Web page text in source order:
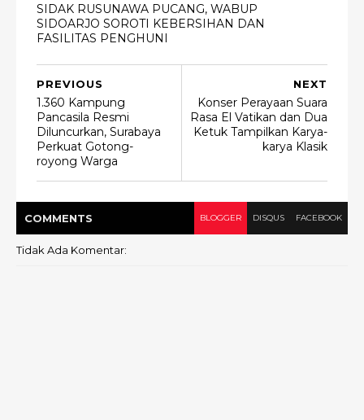
SIDAK RUSUNAWA PUCANG, WABUP
SIDOARJO SOROTI KEBERSIHAN DAN
FASILITAS PENGHUNI
NEXT
Konser Perayaan Suara
Rasa El Vatikan dan Dua
Ketuk Tampilkan Karya-
karya Klasik
PREVIOUS
1.360 Kampung
Pancasila Resmi
Diluncurkan, Surabaya
Perkuat Gotong-
royong Warga
COMMENTS BLOGGER DISQUS FACEBOOK
Tidak Ada Komentar: